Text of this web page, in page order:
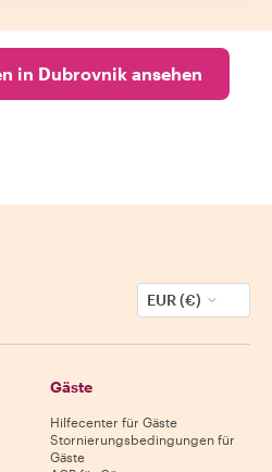
in Dubrovnik ansehen
EUR (€)
Gäste
Hilfecenter für Gäste
Stornierungsbedingungen für
Gäste